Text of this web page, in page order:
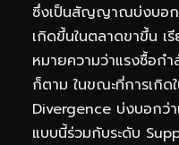
ซึ่งเป็นสัญญาณบ่งบอก
เกิดขึ้นในตลาดขาขึ้น
หมายความว่าแรงซื้อก
ก็ตาม ในขณะที่การเกิด
Divergence บ่งบอกว่า
แบบนี้ร่วมกับระดับ